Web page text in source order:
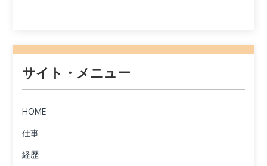
サイト・メニュー
HOME
仕事
経歴